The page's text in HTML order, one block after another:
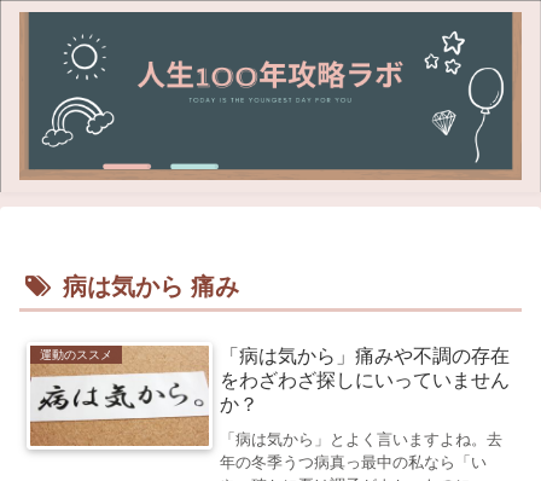
病は気から 痛み
運動のススメ
「病は気から」痛みや不調の存在
をわざわざ探しにいっていません
か？
「病は気から」とよく言いますよね。去
年の冬季うつ病真っ最中の私なら「い